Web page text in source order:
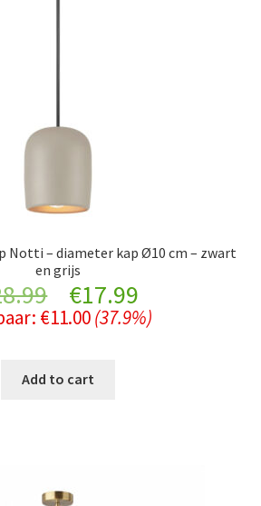
Notti – diameter kap Ø10 cm – zwart
en grijs
Original
price
was:
€17.99Current
price
€11.00 (37.9%)
Add to cart